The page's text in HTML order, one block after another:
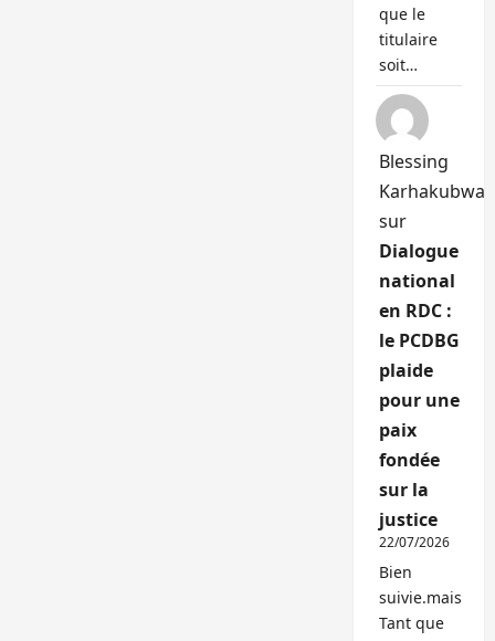
que le
titulaire
soit…
Blessing
Karhakubwa
sur
Dialogue
national
en RDC :
le PCDBG
plaide
pour une
paix
fondée
sur la
justice
22/07/2026
Bien
suivie.mais
Tant que